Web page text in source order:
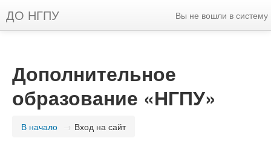
ДО НГПУ Вы не вошли в систему
Дополнительное
образование «НГПУ»
В начало → Вход на сайт